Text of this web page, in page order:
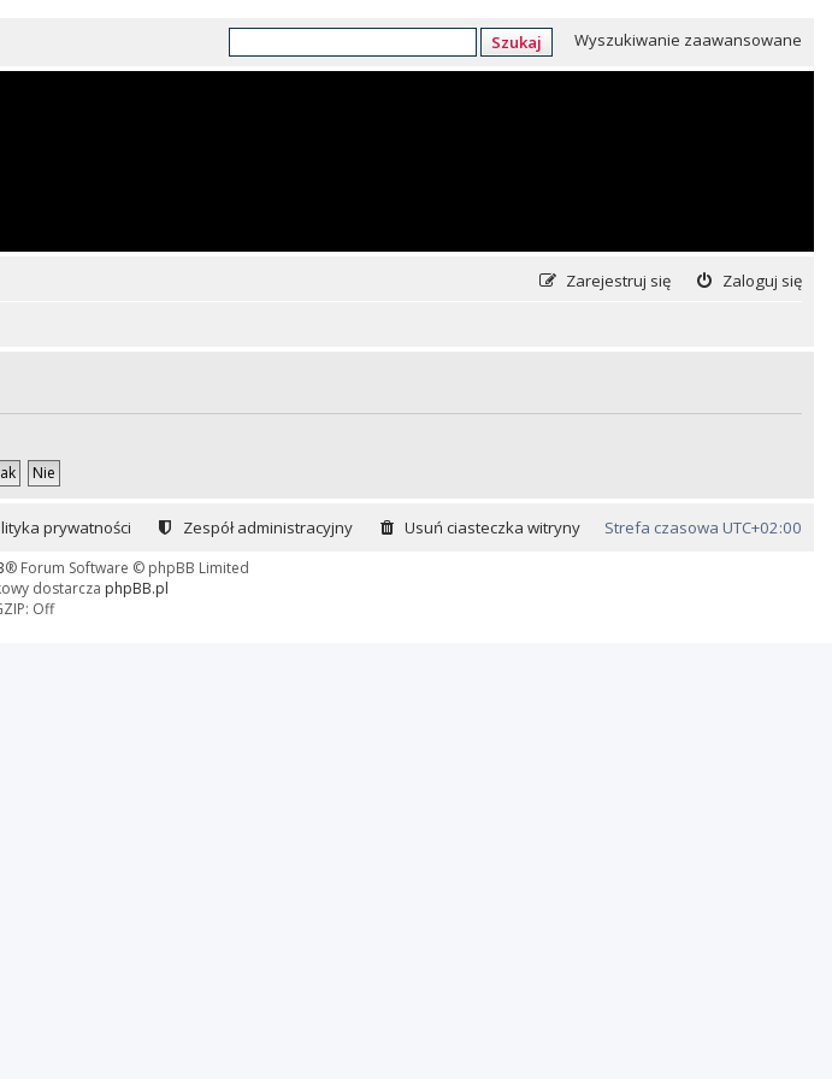
Szukaj Wyszukiwanie zaawansowane
Zaloguj się
Zarejestruj się
Strefa czasowa UTC+02:00
Usuń ciasteczka witryny
Zespół administracyjny
prywatności
® Forum Software © phpBB Limited
dostarcza phpBB.pl
Off